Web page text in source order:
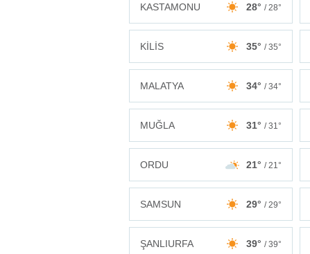
KASTAMONU 28° / 28°
KİLİS 35° / 35°
MALATYA 34° / 34°
MUĞLA 31° / 31°
ORDU 21° / 21°
SAMSUN 29° / 29°
ŞANLIURFA 39° / 39°